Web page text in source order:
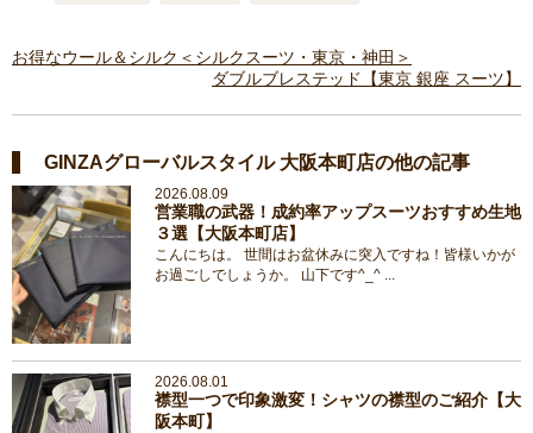
お得なウール＆シルク＜シルクスーツ・東京・神田＞
ダブルブレステッド【東京 銀座 スーツ】
GINZAグローバルスタイル 大阪本町店の他の記事
2026.08.09
営業職の武器！成約率アップスーツおすすめ生地
３選【大阪本町店】
こんにちは。 世間はお盆休みに突入ですね！皆様いかが
お過ごしでしょうか。 山下です^_^ ...
2026.08.01
襟型一つで印象激変！シャツの襟型のご紹介【大
阪本町】